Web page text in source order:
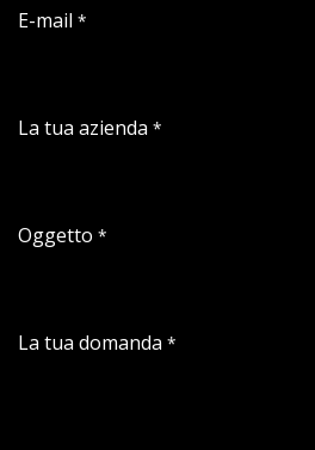
E-mail *
La tua azienda *
Oggetto *
La tua domanda *